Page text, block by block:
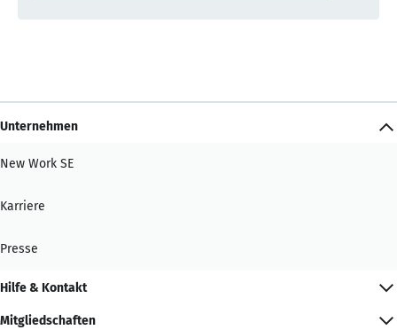
Unternehmen
New Work SE
Karriere
Presse
Hilfe & Kontakt
Mitgliedschaften